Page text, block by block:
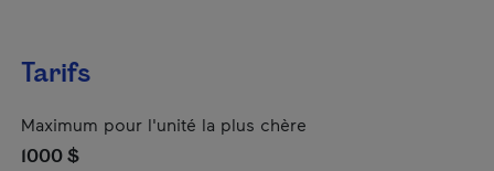
Tarifs
Maximum pour l'unité la plus chère
1000 $